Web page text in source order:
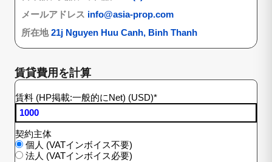
メールアドレス info@asia-prop.com
所在地21j Nguyen Huu Canh, Binh Thanh
賃貸費用を計算
賃料 (HP掲載:一般的にNet) (USD)*
契約主体
個人 (VATインボイス不要)
法人 (VATインボイス必要)